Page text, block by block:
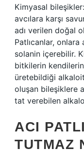
Kimyasal
avcılara karşı
adı verilen doğal
Patlıcanlar,
solanin içerebilir.
bitkilerin
üretebildiği
oluşan bileşiklere
tat verebilen
ACI
TUTMAZ